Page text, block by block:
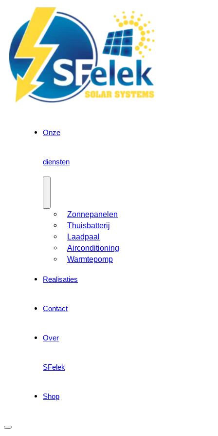
Onze
diensten
Zonnepanelen
Thuisbatterij
Laadpaal
Airconditioning
Warmtepomp
Realisaties
Contact
Over
SFelek
Shop